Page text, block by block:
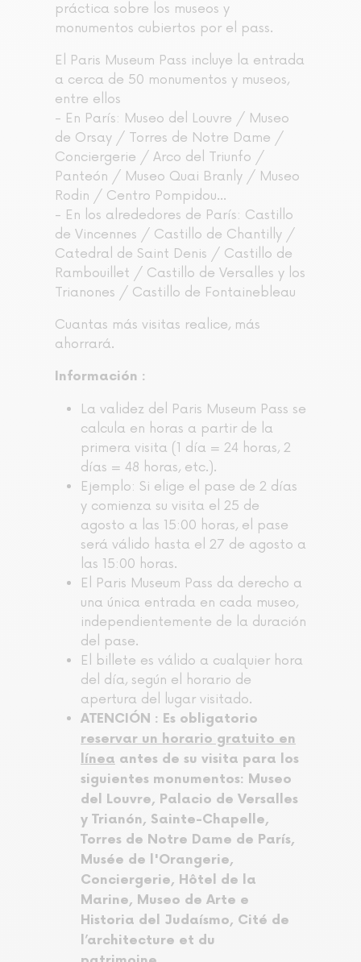
práctica sobre los museos y
monumentos cubiertos por el pass.
El Paris Museum Pass incluye la entrada
a cerca de 50 monumentos y museos,
entre ellos
- En París: Museo del Louvre / Museo
de Orsay / Torres de Notre Dame /
Conciergerie / Arco del Triunfo /
Panteón / Museo Quai Branly / Museo
Rodin / Centro Pompidou...
- En los alrededores de París: Castillo
de Vincennes / Castillo de Chantilly /
Catedral de Saint Denis / Castillo de
Rambouillet / Castillo de Versalles y los
Trianones / Castillo de Fontainebleau
Cuantas más visitas realice, más
ahorrará.
Información :
La validez del Paris Museum Pass se
calcula en horas a partir de la
primera visita (1 día = 24 horas, 2
días = 48 horas, etc.).
Ejemplo: Si elige el pase de 2 días
y comienza su visita el 25 de
agosto a las 15:00 horas, el pase
será válido hasta el 27 de agosto a
las 15:00 horas.
El Paris Museum Pass da derecho a
una única entrada en cada museo,
independientemente de la duración
del pase.
El billete es válido a cualquier hora
del día, según el horario de
apertura del lugar visitado.
ATENCIÓN : Es obligatorio
reservar un horario gratuito en
línea antes de su visita para los
siguientes monumentos: Museo
del Louvre, Palacio de Versalles
y Trianón, Sainte-Chapelle,
Torres de Notre Dame de París,
Musée de l'Orangerie,
Conciergerie, Hôtel de la
Marine, Museo de Arte e
Historia del Judaísmo, Cité de
l’architecture et du